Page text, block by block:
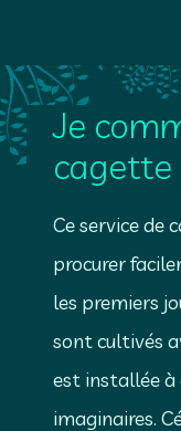
contenu
principal
pied
de
page
nature
entre
Périgord
Je
cagette
Ce service de
procurer
les premiers
sont cultivés
est installée à
imaginaires.